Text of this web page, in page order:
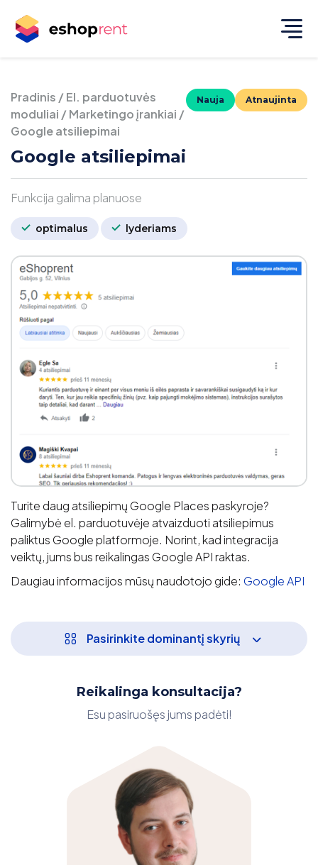
Atnaujinta
Nauja
Pradinis /El. parduotuvės
moduliai /Marketingo įrankiai /
Google atsiliepimai
Google atsiliepimai
Funkcija galima planuose
optimalus lyderiams
Turite daug atsiliepimų Google Places paskyroje?
Galimybė el. parduotuvėje atvaizduoti atsiliepimus
paliktus Google platformoje. Norint, kad integracija
veiktų, jums bus reikalingas Google API raktas.
Daugiau informacijos mūsų naudotojo gide: Google API
Pasirinkite dominantį skyrių
Reikalinga konsultacija?
Esu pasiruošęs jums padėti!